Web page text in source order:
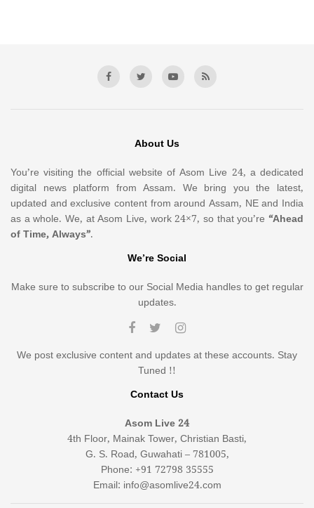
About Us
You’re visiting the official website of Asom Live 24, a dedicated
digital news platform from Assam. We bring you the latest,
updated and exclusive content from around Assam, NE and India
as a whole. We, at Asom Live, work 24×7, so that you’re “Ahead
of Time, Always”.
We’re Social
Make sure to subscribe to our Social Media handles to get regular
updates.
We post exclusive content and updates at these accounts. Stay
Tuned !!
Contact Us
Asom Live 24
4th Floor, Mainak Tower, Christian Basti,
G. S. Road, Guwahati – 781005,
Phone: +91 72798 35555
Email: info@asomlive24.com